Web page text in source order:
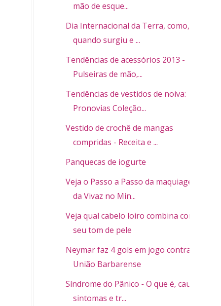
mão de esque...
Dia Internacional da Terra, como,
quando surgiu e ...
Tendências de acessórios 2013 -
Pulseiras de mão,...
Tendências de vestidos de noiva:
Pronovias Coleção...
Vestido de crochê de mangas
compridas - Receita e ...
Panquecas de iogurte
Veja o Passo a Passo da maquiagem
da Vivaz no Min...
Veja qual cabelo loiro combina com
seu tom de pele
Neymar faz 4 gols em jogo contra
União Barbarense
Síndrome do Pânico - O que é, causa,
sintomas e tr...